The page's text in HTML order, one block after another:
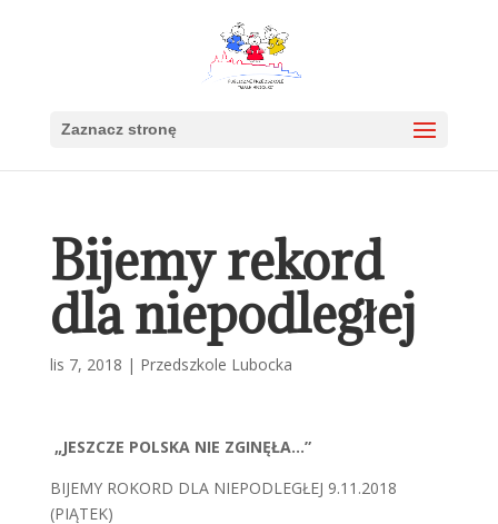
Zaznacz stronę
Bijemy rekord
dla niepodległej
lis 7, 2018 | Przedszkole Lubocka
„JESZCZE POLSKA NIE ZGINĘŁA…”
BIJEMY ROKORD DLA NIEPODLEGŁEJ 9.11.2018
(PIĄTEK)